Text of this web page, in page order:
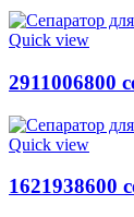
Quick view
2911006800
Quick view
1621938600